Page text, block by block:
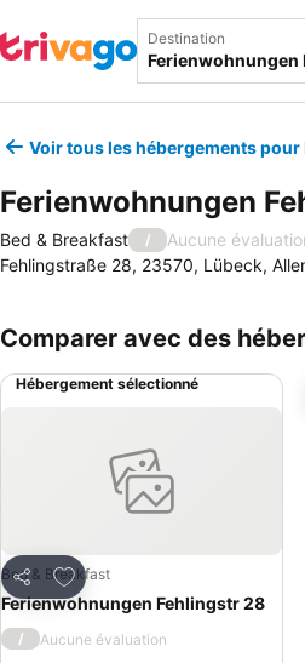
Destination
Voir tous les hébergements pour
Ferienwohnungen
Bed & Breakfast /
Aucune
Fehlingstraße 28, 23570, Lübeck,
Comparer avec des
Hébergement sélectionné
Partager
Ajouter à mes favoris
Bed & Breakfast
Ferienwohnungen Fehlingstr 28
/ Aucune évaluation